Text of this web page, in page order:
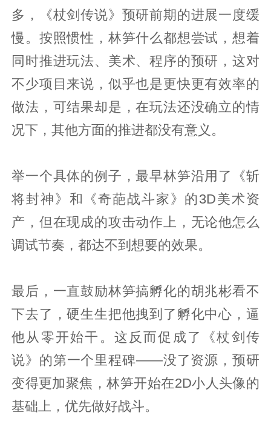
多，《杖剑传说》预研前期的进展一度缓
慢。按照惯性，林笋什么都想尝试，想着
同时推进玩法、美术、程序的预研，这对
不少项目来说，似乎也是更快更有效率的
做法，可结果却是，在玩法还没确立的情
况下，其他方面的推进都没有意义。
举一个具体的例子，最早林笋沿用了《斩
将封神》和《奇葩战斗家》的3D美术资
产，但在现成的攻击动作上，无论他怎么
调试节奏，都达不到想要的效果。
最后，一直鼓励林笋搞孵化的胡兆彬看不
下去了，硬生生把他拽到了孵化中心，逼
他从零开始干。这反而促成了《杖剑传
说》的第一个里程碑——没了资源，预研
变得更加聚焦，林笋开始在2D小人头像的
基础上，优先做好战斗。